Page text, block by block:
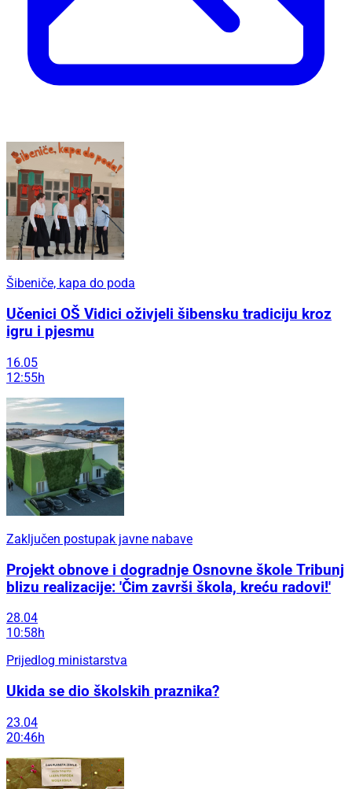
Šibeniče, kapa do poda
Učenici OŠ Vidici oživjeli šibensku tradiciju kroz
igru i pjesmu
16.05
12:55h
Zaključen postupak javne nabave
Projekt obnove i dogradnje Osnovne škole Tribunj
blizu realizacije: 'Čim završi škola, kreću radovi!'
28.04
10:58h
Prijedlog ministarstva
Ukida se dio školskih praznika?
23.04
20:46h